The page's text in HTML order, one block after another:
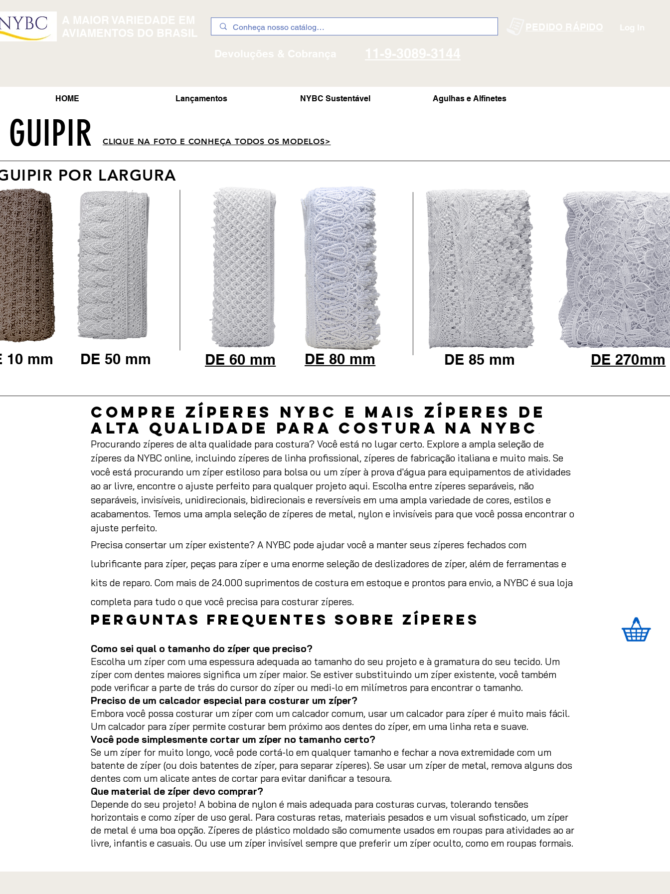
A MAIOR VARIEDADE EM
AVIAMENTOS DO BRASIL
PEDIDO RÁPIDO Log In
Devoluções & Cobrança 11-9-3089-3144
GUIPIR CLIQUE NA FOTO E CONHEÇA TODOS OS MODELOS>
POR LARGURA
10 mm DE 50 mm DE 60 mm DE 80 mm DE 85 mm DE 270mm
Compre zíperes NYBC e mais zíperes de
alta qualidade para costura na NYBC
Procurando zíperes de alta qualidade para costura? Você está no lugar certo. Explore a ampla seleção de
zíperes da NYBC online, incluindo zíperes de linha profissional, zíperes de fabricação italiana e muito mais. Se
você está procurando um zíper estiloso para bolsa ou um zíper à prova d'água para equipamentos de atividades
ao ar livre, encontre o ajuste perfeito para qualquer projeto aqui. Escolha entre zíperes separáveis, não
separáveis, invisíveis, unidirecionais, bidirecionais e reversíveis em uma ampla variedade de cores, estilos e
acabamentos. Temos uma ampla seleção de zíperes de metal, nylon e invisíveis para que você possa encontrar o
ajuste perfeito.
Precisa consertar um zíper existente? A NYBC pode ajudar você a manter seus zíperes fechados com
lubrificante para zíper, peças para zíper e uma enorme seleção de deslizadores de zíper, além de ferramentas e
kits de reparo. Com mais de 24.000 suprimentos de costura em estoque e prontos para envio, a NYBC é sua loja
completa para tudo o que você precisa para costurar zíperes.
Perguntas frequentes sobre zíperes
Como sei qual o tamanho do zíper que preciso?
Escolha um zíper com uma espessura adequada ao tamanho do seu projeto e à gramatura do seu tecido. Um
zíper com dentes maiores significa um zíper maior. Se estiver substituindo um zíper existente, você também
pode verificar a parte de trás do cursor do zíper ou medi-lo em milímetros para encontrar o tamanho.
Preciso de um calcador especial para costurar um zíper?
Embora você possa costurar um zíper com um calcador comum, usar um calcador para zíper é muito mais fácil.
Um calcador para zíper permite costurar bem próximo aos dentes do zíper, em uma linha reta e suave.
Você pode simplesmente cortar um zíper no tamanho certo?
Se um zíper for muito longo, você pode cortá-lo em qualquer tamanho e fechar a nova extremidade com um
batente de zíper (ou dois batentes de zíper, para separar zíperes). Se usar um zíper de metal, remova alguns dos
dentes com um alicate antes de cortar para evitar danificar a tesoura.
Que material de zíper devo comprar?
Depende do seu projeto! A bobina de nylon é mais adequada para costuras curvas, tolerando tensões
horizontais e como zíper de uso geral. Para costuras retas, materiais pesados e um visual sofisticado, um zíper
de metal é uma boa opção. Zíperes de plástico moldado são comumente usados em roupas para atividades ao ar
livre, infantis e casuais. Ou use um zíper invisível sempre que preferir um zíper oculto, como em roupas formais.
HOME Lançamentos NYBC Sustentável Agulhas e Alfinetes